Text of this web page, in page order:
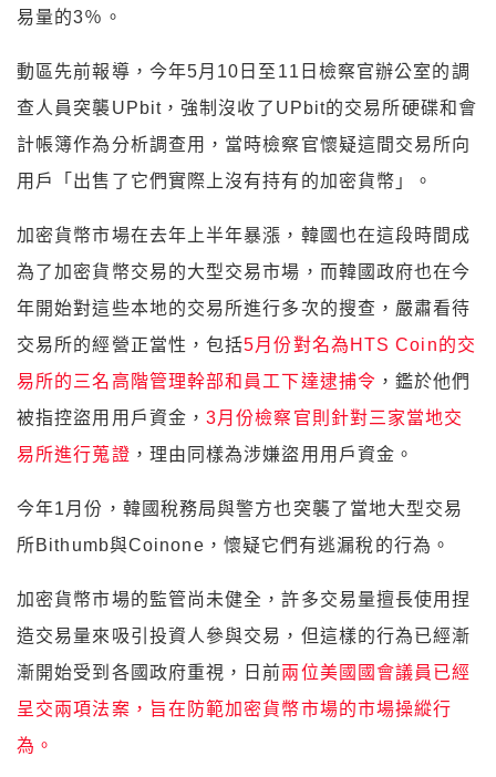
易量的3％。
動區先前報導，今年5月10日至11日檢察官辦公室的調
查人員突襲UPbit，強制沒收了UPbit的交易所硬碟和會
計帳簿作為分析調查用，當時檢察官懷疑這間交易所向
用戶「出售了它們實際上沒有持有的加密貨幣」。
加密貨幣市場在去年上半年暴漲，韓國也在這段時間成
為了加密貨幣交易的大型交易市場，而韓國政府也在今
年開始對這些本地的交易所進行多次的搜查，嚴肅看待
交易所的經營正當性，包括5月份對名為 HTS Coin的交
易所的三名高階管理幹部和員工下達逮捕令 ，鑑於他們
被指控盜用用戶資金，3月份檢察官則針對三家當地交
易所進行蒐證 ，理由同樣為涉嫌盜用用戶資金。
今年1月份，韓國稅務局與警方也突襲了當地大型交易
所Bithumb與Coinone，懷疑它們有逃漏稅的行為。
加密貨幣市場的監管尚未健全，許多交易量擅長使用捏
造交易量來吸引投資人參與交易，但這樣的行為已經漸
漸開始受到各國政府重視，日前兩位美國國會議員已經
呈交兩項法案，旨在防範加密貨幣市場的市場操縱行
為。